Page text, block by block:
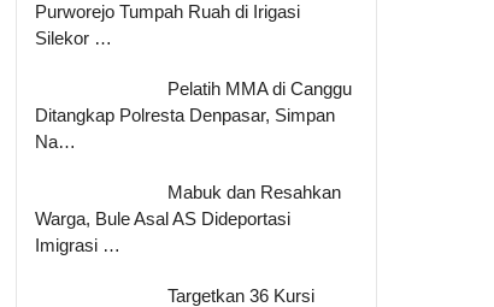
Purworejo Tumpah Ruah di Irigasi
Silekor …
Pelatih MMA di Canggu
Ditangkap Polresta Denpasar, Simpan
Na…
Mabuk dan Resahkan
Warga, Bule Asal AS Dideportasi
Imigrasi …
Targetkan 36 Kursi